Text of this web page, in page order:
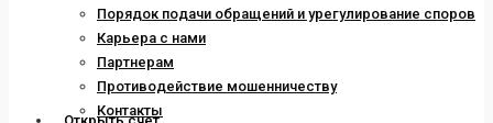
Порядок подачи обращений и урегулирование споров
Карьера с нами
Партнерам
Противодействие мошенничеству
Контакты